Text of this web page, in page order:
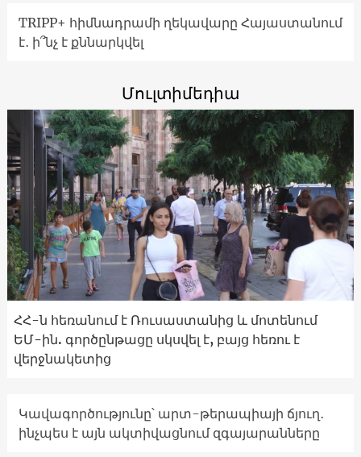
TRIPP+ հիմնադրամի ղեկավարը Հայաստանում
է․ ի՞նչ է քննարկվել
Մուլտիմեդիա
ՀՀ-ն հեռանում է Ռուսաստանից և մոտենում
ԵՄ-ին. գործընթացը սկսվել է, բայց հեռու է
վերջնակետից
Կավագործությունը՝ արտ-թերապիայի ճյուղ․
ինչպես է այն ակտիվացնում զգայարանները